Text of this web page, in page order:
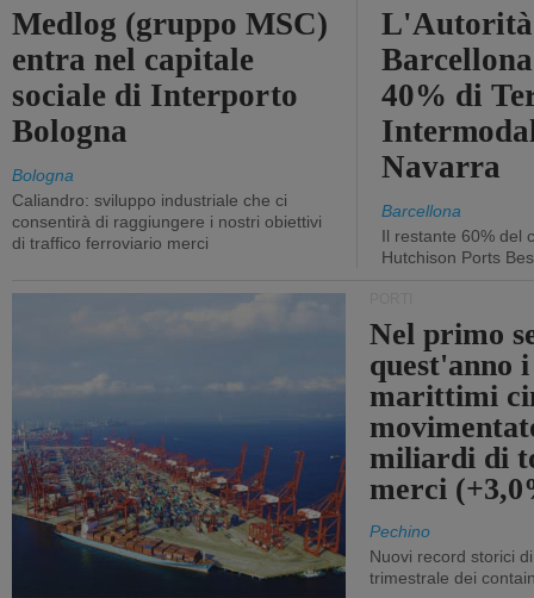
Medlog (gruppo MSC)
entra nel capitale
sociale di Interporto
Bologna
Bologna
Caliandro: sviluppo industriale che ci
consentirà di raggiungere i nostri obiettivi
di traffico ferroviario merci
40% di
Navarra
Barcellona
Il restante 60% del
Hutchison Ports
Nel primo
quest'anno
marittimi
miliardi di
merci
Pechino
Nuovi record storici
trimestrale dei